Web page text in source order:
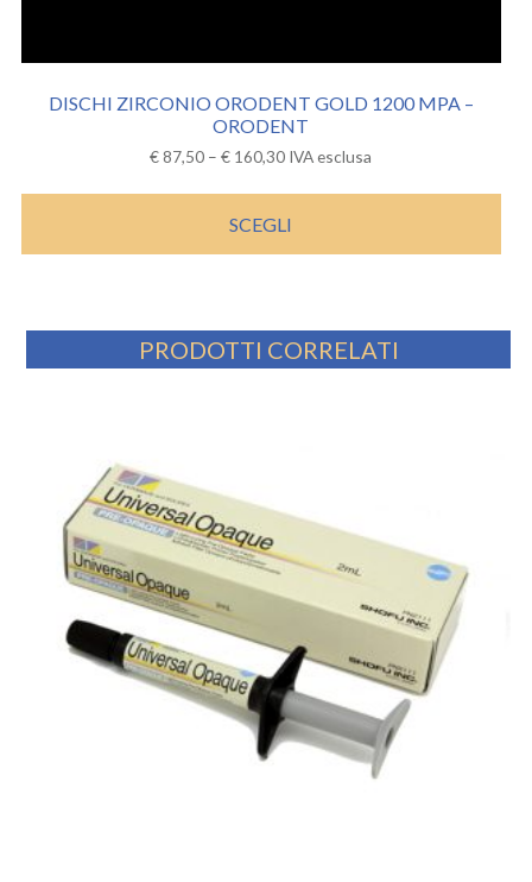
DISCHI ZIRCONIO ORODENT GOLD 1200 MPA –
ORODENT
€87,50 –€ 160,30 IVA esclusa
SCEGLI
PRODOTTI CORRELATI